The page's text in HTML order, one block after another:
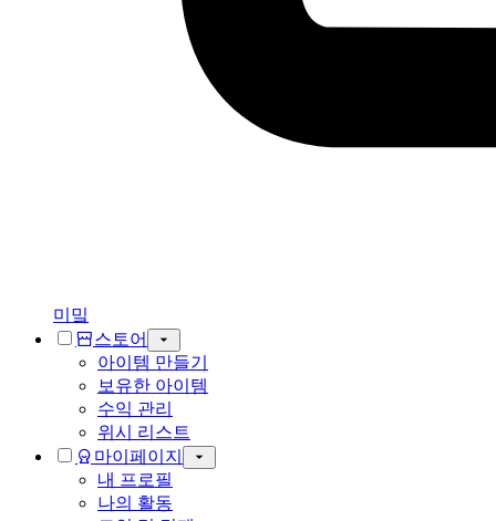
미밐
스토어
아이템 만들기
보유한 아이템
수익 관리
위시 리스트
마이페이지
내 프로필
나의 활동